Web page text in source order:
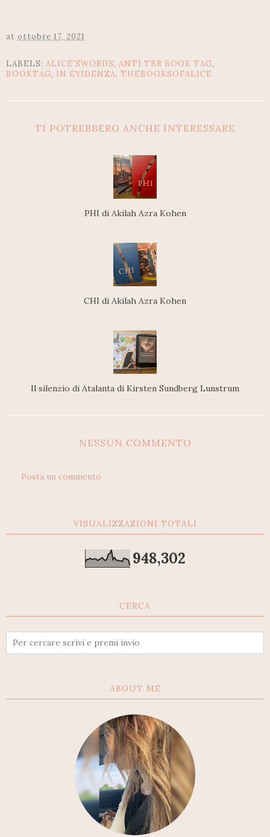
at ottobre 17, 2021
LABELS: ALICE'SWORDS, ANTI TBR BOOK TAG,
BOOKTAG, IN EVIDENZA, THEBOOKSOFALICE
TI POTREBBERO ANCHE INTERESSARE
PHI di Akilah Azra Kohen
CHI di Akilah Azra Kohen
Il silenzio di Atalanta di Kirsten Sundberg Lunstrum
NESSUN COMMENTO
Posta un commento
VISUALIZZAZIONI TOTALI
948,302
CERCA
ABOUT ME